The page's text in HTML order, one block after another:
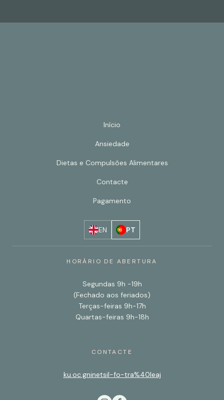
Início
Ansiedade
Dietas e Compulsões Alimentares
Contacte
Pagamento
EN PT
HORÁRIO DE ABERTURA
Segundas 9h -19h
(Fechado aos feriados)
Terças-feiras 9h-17h
Quartas-feiras 9h-18h
CONTACTE
ku.oc.gninetsil-fo-tra%40leaj